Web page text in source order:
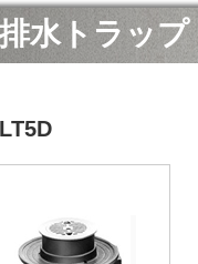
排水トラップ
LT5D